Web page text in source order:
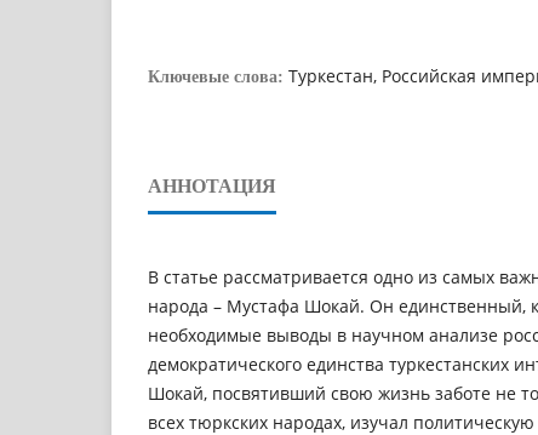
Ключевые слова: Туркестан, Российская
АННОТАЦИЯ
В статье рассматривается одно из самых
народа – Мустафа Шокай. Он единственный,
необходимые выводы в научном анализе
демократического единства туркестанских
Шокай, посвятивший свою жизнь заботе не
всех тюркских народах, изучал